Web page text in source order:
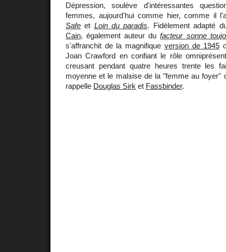
Dépression, soulève d'intéressantes
femmes, aujourd'hui comme hier, comme il
Safe et Loin du paradis. Fidèlement adapté
Cain, également auteur dufacteur sonne
s'affranchit de la magnifique version de 1945
Joan Crawford en confiant le rôle
creusant pendant quatre heures trente les
moyenne et le malaise de la "femme au foyer"
rappelle Douglas Sirk et Fassbinder.